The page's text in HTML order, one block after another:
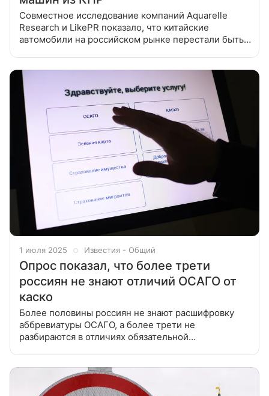
Совместное исследование компаний Aquarelle
Research и LikePR показало, что китайские
автомобили на российском рынке перестали быть
1 июля 2025 Известия - Общий
Опрос показал, что более трети
россиян не знают отличий ОСАГО от
каско
Более половины россиян не знают расшифровку
аббревиатуры ОСАГО, а более трети не
разбираются в отличиях обязательной